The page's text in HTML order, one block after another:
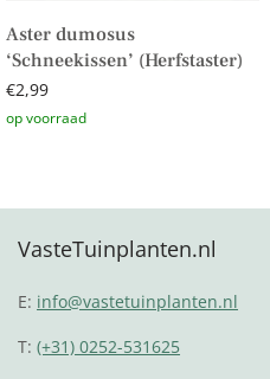
Aster dumosus
‘Schneekissen’ (Herfstaster)
€2,99
VasteTuinplanten.nl
E: info@vastetuinplanten.nl
T:(+31) 0252-531625